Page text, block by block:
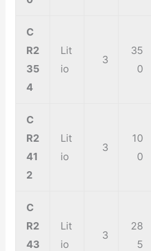
C
R2
35
4
Lit
io
3
35
0
C
R2
41
2
Lit
io
3
10
0
C
R2
43
Lit
io
3
28
5